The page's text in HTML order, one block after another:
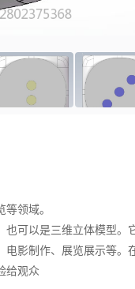
领域。
可以是三维立体模型。
影制作、展览展示等。
给观众